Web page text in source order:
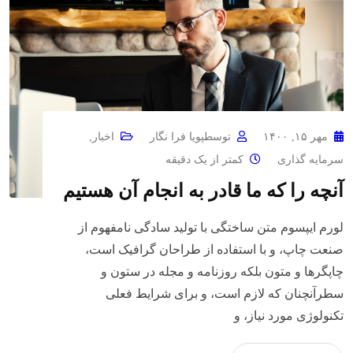
مهر ۱۵, ۱۴۰۰ توسطپویا فرا نگار اخبار ,
سرمایه گذاری
کمتر از یک دقیقه
آنچه را که ما قادر به انجام آن هستیم
لورم ایپسوم متن ساختگی با تولید سادگی نامفهوم از
صنعت چاپ، و با استفاده از طراحان گرافیک است،
چاپگرها و متون بلکه روزنامه و مجله در ستون و
سطرآنچنان که لازم است، و برای شرایط فعلی
تکنولوژی مورد نیاز، و